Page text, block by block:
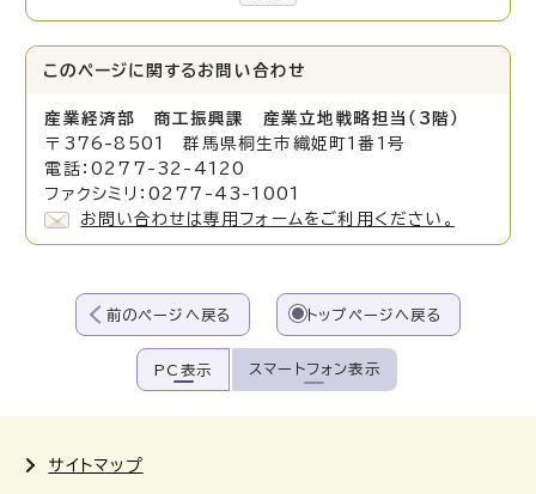
このページに関する お問い合わせ
産業経済部 商工振興課 産業立地戦略担当（3階）
〒376-8501 群馬県桐生市織姫町1番1号
電話：0277-32-4120
ファクシミリ：0277-43-1001
お問い合わせは専用フォームをご利用ください。
前のページへ戻る トップページへ戻る
PC表示 スマートフォン表示
サイトマップ